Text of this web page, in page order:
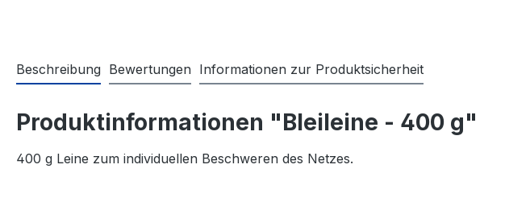
Beschreibung Bewertungen Informationen zur Produktsicherheit
Produktinformationen "Bleileine - 400 g"
400 g Leine zum individuellen Beschweren des Netzes.